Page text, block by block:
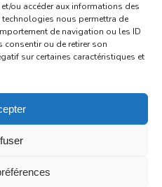
ou accéder aux informations des
nous permettra de
de navigation ou les ID
consentir ou de retirer son
sur certaines caractéristiques et
Phi-RH